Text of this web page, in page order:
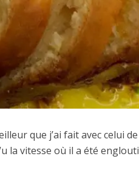
que j’ai fait avec celui
la vitesse où il a été